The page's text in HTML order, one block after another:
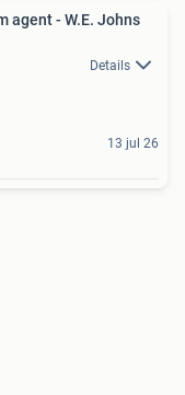
agent - W.E. Johns
Details
13 jul 26